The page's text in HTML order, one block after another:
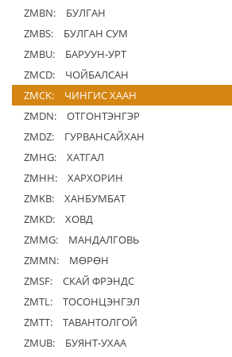
ZMBN:
БУЛГАН
ZMBS:
БУЛГАН СУМ
ZMBU:
БАРУУН-УРТ
ZMCD:
ЧОЙБАЛСАН
ZMCK:
ЧИНГИС ХААН
ZMDN:
ОТГОНТЭНГЭР
ZMDZ:
ГУРВАНСАЙХАН
ZMHG:
ХАТГАЛ
ZMHH:
ХАРХОРИН
ZMKB:
ХАНБУМБАТ
ZMKD:
ХОВД
ZMMG:
МАНДАЛГОВЬ
ZMMN:
МӨРӨН
ZMSF:
СКАЙ ФРЭНДС
ZMTL:
ТОСОНЦЭНГЭЛ
ZMTT:
ТАВАНТОЛГОЙ
ZMUB:
БУЯНТ-УХАА